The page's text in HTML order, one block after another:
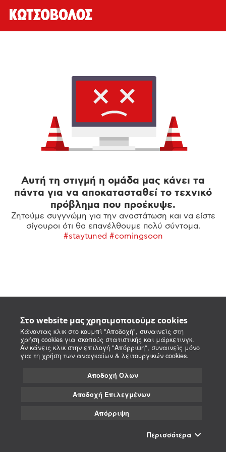
Στο website μας χρησιμοποιούμε cookies
Κάνοντας κλικ στο κουμπί "Αποδοχή", συναινείς στη
χρήση cookies για σκοπούς στατιστικής και μάρκετινγκ.
Αν κάνεις κλικ στην επιλογή "Απόρριψη", συναινείς μόνο
για τη χρήση των αναγκαίων & λειτουργικών cookies.
Αποδοχή Όλων
Αποδοχή Επιλεγμένων
Απόρριψη
Περισσότερα
Αυτή τη στιγμή η ομάδα μας κάνει τα
πάντα για να αποκατασταθεί το τεχνικό
πρόβλημα που προέκυψε.
Ζητούμε συγγνώμη για την αναστάτωση και να είστε
σίγουροι ότι θα επανέλθουμε πολύ σύντομα.
#staytuned #comingsoon